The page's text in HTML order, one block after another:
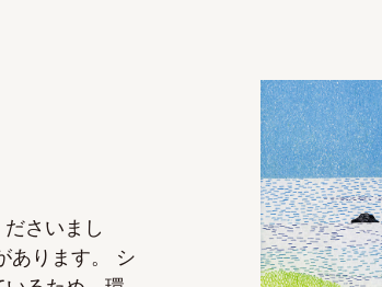
さいまし
あります。 シ